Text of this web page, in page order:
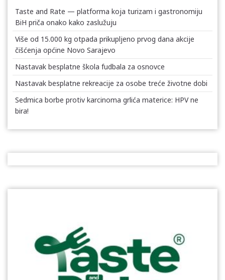
Taste and Rate — platforma koja turizam i gastronomiju
BiH priča onako kako zaslužuju
Više od 15.000 kg otpada prikupljeno prvog dana akcije
čišćenja općine Novo Sarajevo
Nastavak besplatne škola fudbala za osnovce
Nastavak besplatne rekreacije za osobe treće životne dobi
Sedmica borbe protiv karcinoma grlića materice: HPV ne
bira!